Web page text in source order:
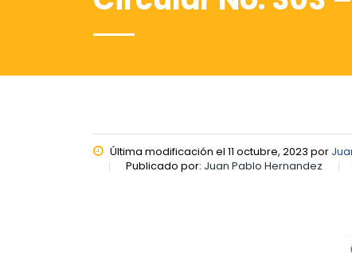
Última modificación el 11 octubre, 2023 por
Publicado por: Juan Pablo Hernandez